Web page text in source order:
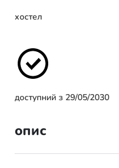
хостел
доступний з 29/05/2030
опис